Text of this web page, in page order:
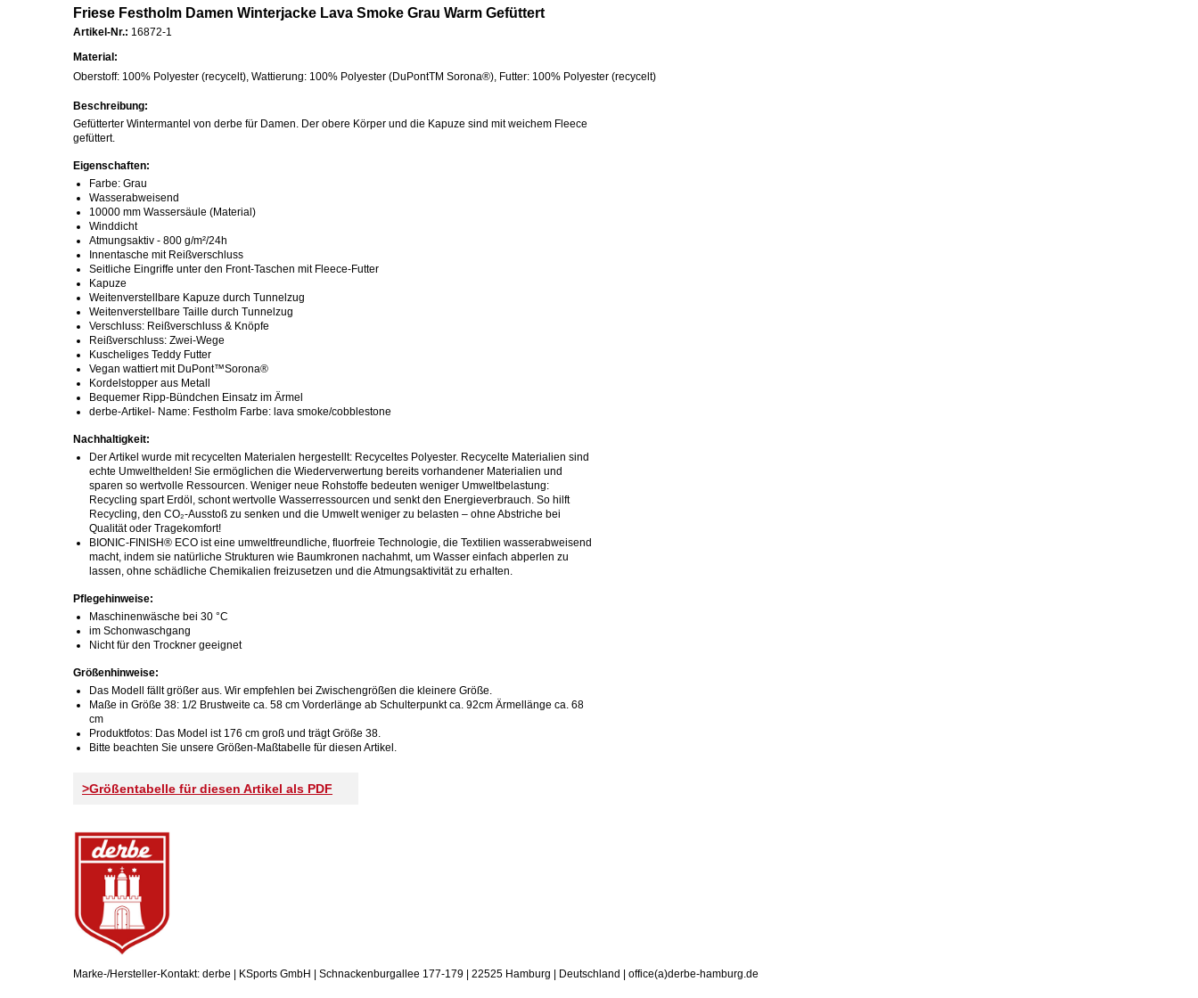
Friese Festholm Damen Winterjacke Lava Smoke Grau Warm Gefüttert
Artikel-Nr.: 16872-1
Material:
Oberstoff: 100% Polyester (recycelt), Wattierung: 100% Polyester (DuPontTM Sorona®), Futter: 100% Polyester (recycelt)
Beschreibung:
Gefütterter Wintermantel von derbe für Damen. Der obere Körper und die Kapuze sind mit weichem Fleece
gefüttert.
Eigenschaften:
Farbe: Grau
Wasserabweisend
10000 mm Wassersäule (Material)
Winddicht
Atmungsaktiv - 800 g/m²/24h
Innentasche mit Reißverschluss
Seitliche Eingriffe unter den Front-Taschen mit Fleece-Futter
Kapuze
Weitenverstellbare Kapuze durch Tunnelzug
Weitenverstellbare Taille durch Tunnelzug
Verschluss: Reißverschluss & Knöpfe
Reißverschluss: Zwei-Wege
Kuscheliges Teddy Futter
Vegan wattiert mit DuPont™Sorona®
Kordelstopper aus Metall
Bequemer Ripp-Bündchen Einsatz im Ärmel
derbe-Artikel- Name: Festholm Farbe: lava smoke/cobblestone
Nachhaltigkeit:
Der Artikel wurde mit recycelten Materialen hergestellt: Recyceltes Polyester. Recycelte Materialien sind
echte Umwelthelden! Sie ermöglichen die Wiederverwertung bereits vorhandener Materialien und
sparen so wertvolle Ressourcen. Weniger neue Rohstoffe bedeuten weniger Umweltbelastung:
Recycling spart Erdöl, schont wertvolle Wasserressourcen und senkt den Energieverbrauch. So hilft
Recycling, den CO₂-Ausstoß zu senken und die Umwelt weniger zu belasten – ohne Abstriche bei
Qualität oder Tragekomfort!
BIONIC-FINISH® ECO ist eine umweltfreundliche, fluorfreie Technologie, die Textilien wasserabweisend
macht, indem sie natürliche Strukturen wie Baumkronen nachahmt, um Wasser einfach abperlen zu
lassen, ohne schädliche Chemikalien freizusetzen und die Atmungsaktivität zu erhalten.
Pflegehinweise:
Maschinenwäsche bei 30 °C
im Schonwaschgang
Nicht für den Trockner geeignet
Größenhinweise:
Das Modell fällt größer aus. Wir empfehlen bei Zwischengrößen die kleinere Größe.
Maße in Größe 38: 1/2 Brustweite ca. 58 cm Vorderlänge ab Schulterpunkt ca. 92cm Ärmellänge ca. 68
cm
Produktfotos: Das Model ist 176 cm groß und trägt Größe 38.
Bitte beachten Sie unsere Größen-Maßtabelle für diesen Artikel.
>Größentabelle für diesen Artikel als PDF
Marke-/Hersteller-Kontakt: derbe | KSports GmbH | Schnackenburgallee 177-179 | 22525 Hamburg | Deutschland | office(a)derbe-hamburg.de